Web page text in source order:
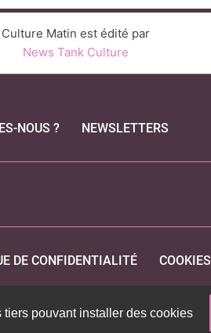
Culture Matin est édité par
News Tank Culture
NOUS ? NEWSLETTERS
DE CONFIDENTIALITÉ COOKIES
pouvant installer des cookies